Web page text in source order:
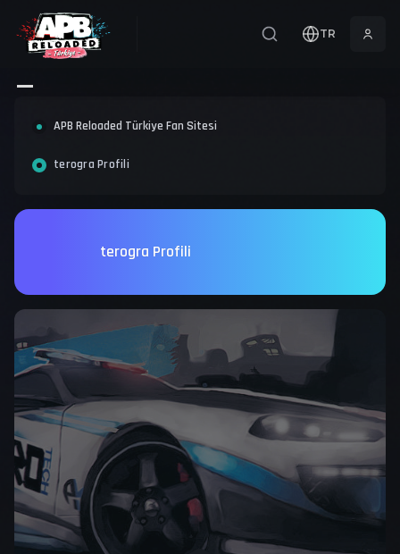
TR
APB Reloaded Türkiye Fan Sitesi
terogra Profili
terogra Profili